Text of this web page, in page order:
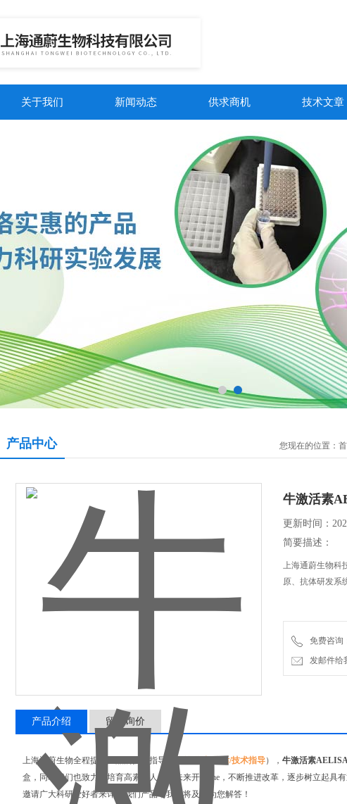
关于我们 新闻动态 供求商机 技术文章
产品中心 您现在的位置：
牛激活素
更新时间：
简要描述：
上海通蔚生物科
原、抗体研发系
免费咨询
发邮件给
产品介绍 留言询价
上海通蔚生物全程提供产品的技术指导（ 售前/售中/售后/技术指导）， 牛激活素
盒，同时我们也致力于培育高素质人才和未来开拓zhe，不断推进改革，逐步树立起
邀请广大科研爱好者来详询我们产品，我们将及时为您解答！